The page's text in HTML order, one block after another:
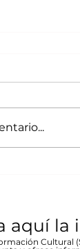
aquí
Cultural